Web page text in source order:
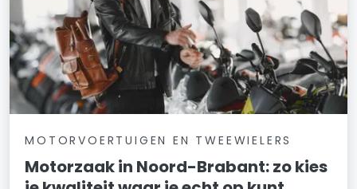
MOTORVOERTUIGEN EN TWEEWIELERS
Motorzaak in Noord-Brabant: zo kies